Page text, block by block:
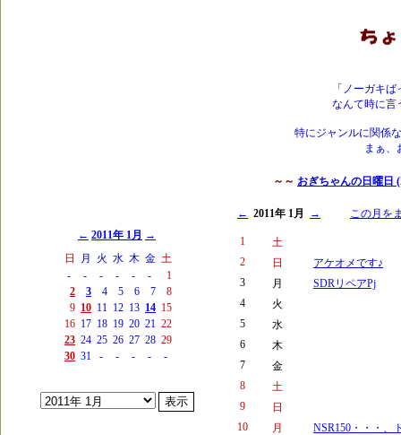
「ノーガキ
なんて時に言
特にジャンルに関係
まぁ、
～～ おぎちゃんの日曜日
← 2011年 1月 →
日
月 火 水 木 金 土
-
- - - - -
1
2
3 4 5 6 7
8
9 10 11 12 13 14 15
16 17 18 19 20 21 22
23 24 25 26 27 28 29
30 31 - - - - -
← 2011年 1月 → この月を
1
土
2
日
アケオメです♪
3
月
SDRリペアPj
4
火
5
水
6
木
7
金
8
土
9
日
10
月
NSR150・・・、